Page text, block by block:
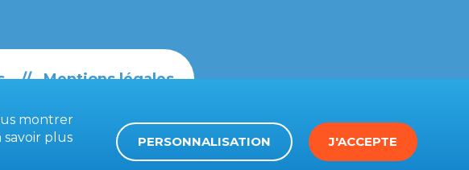
Mentions légales
montrer
savoir plus
PERSONNALISATION J'ACCEPTE